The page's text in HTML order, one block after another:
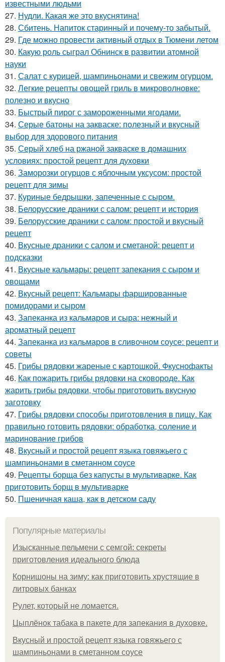
известными людьми
27. Нудли. Какая же это вкуснятина!
28. Сбитень. Напиток старинный и почему-то забытый.
29. Где можно провести активный отдых в Тюмени летом
30. Какую роль сыграл Обнинск в развитии атомной
науки
31. Салат с курицей, шампиньонами и свежим огурцом.
32. Легкие рецепты овощей гриль в микроволновке:
полезно и вкусно
33. Быстрый пирог с замороженными ягодами.
34. Серые батоны на закваске: полезный и вкусный
выбор для здорового питания
35. Серый хлеб на ржаной закваске в домашних
условиях: простой рецепт для духовки
36. Заморозки огурцов с яблочным уксусом: простой
рецепт для зимы
37. Куриные бедрышки, запеченные с сыром.
38. Белорусские драники с салом: рецепт и история
39. Белорусские драники с салом: простой и вкусный
рецепт
40. Вкусные драники с салом и сметаной: рецепт и
подсказки
41. Вкусные кальмары: рецепт запекания с сыром и
овощами
42. Вкусный рецепт: Кальмары фаршированные
помидорами и сыром
43. Запеканка из кальмаров и сыра: нежный и
ароматный рецепт
44. Запеканка из кальмаров в сливочном соусе: рецепт и
советы
45. Грибы рядовки жареные с картошкой. Фкуснофакты
46. Как пожарить грибы рядовки на сковороде. Как
жарить грибы рядовки, чтобы приготовить вкусную
заготовку
47. Грибы рядовки способы приготовления в пищу. Как
правильно готовить рядовки: обработка, соление и
маринование грибов
48. Вкусный и простой рецепт языка говяжьего с
шампиньонами в сметанном соусе
49. Рецепты борща без капусты в мультиварке. Как
приготовить борщ в мультиварке
50. Пшеничная каша, как в детском саду
Популярные материалы
Изысканные пельмени с семгой: секреты
приготовления идеального блюда
Корнишоны на зиму: как приготовить хрустящие в
литровых банках
Рулет, который не ломается.
Цыплёнок табака в пакете для запекания в духовке.
Вкусный и простой рецепт языка говяжьего с
шампиньонами в сметанном соусе